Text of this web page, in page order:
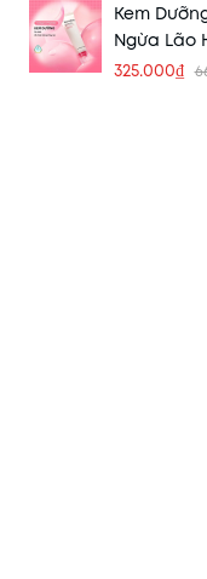
Kem
Ngừa Lão
325.000₫